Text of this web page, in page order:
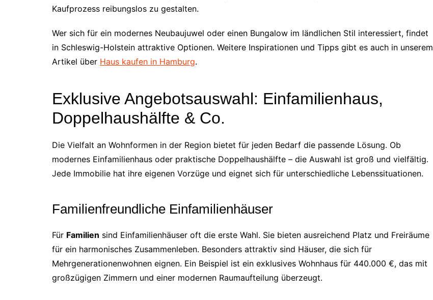
Kaufprozess reibungslos zu gestalten.
Wer sich für ein modernes Neubaujuwel oder einen Bungalow im ländlichen Stil interessiert, findet
in Schleswig-Holstein attraktive Optionen. Weitere Inspirationen und Tipps gibt es auch in unserem
Artikel über Haus kaufen in Hamburg.
Exklusive Angebotsauswahl: Einfamilienhaus,
Doppelhaushälfte & Co.
Die Vielfalt an Wohnformen in der Region bietet für jeden Bedarf die passende Lösung. Ob
modernes Einfamilienhaus oder praktische Doppelhaushälfte – die Auswahl ist groß und vielfältig.
Jede Immobilie hat ihre eigenen Vorzüge und eignet sich für unterschiedliche Lebenssituationen.
Familienfreundliche Einfamilienhäuser
Für Familien sind Einfamilienhäuser oft die erste Wahl. Sie bieten ausreichend Platz und Freiräume
für ein harmonisches Zusammenleben. Besonders attraktiv sind Häuser, die sich für
Mehrgenerationenwohnen eignen. Ein Beispiel ist ein exklusives Wohnhaus für 440.000 €, das mit
großzügigen Zimmern und einer modernen Raumaufteilung überzeugt.